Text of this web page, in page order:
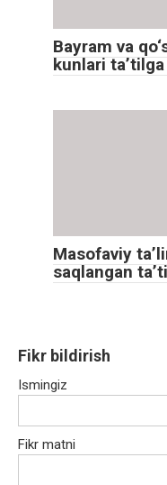
Bayram va
kunlari
Masofaviy
saqlangan
Fikr bildirish
Ismingiz
Fikr matni